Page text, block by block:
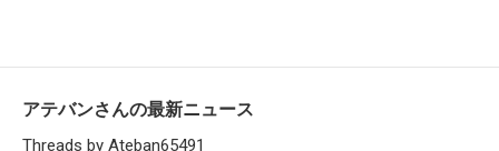
アテバンさんの最新ニュース
Threads by Ateban65491